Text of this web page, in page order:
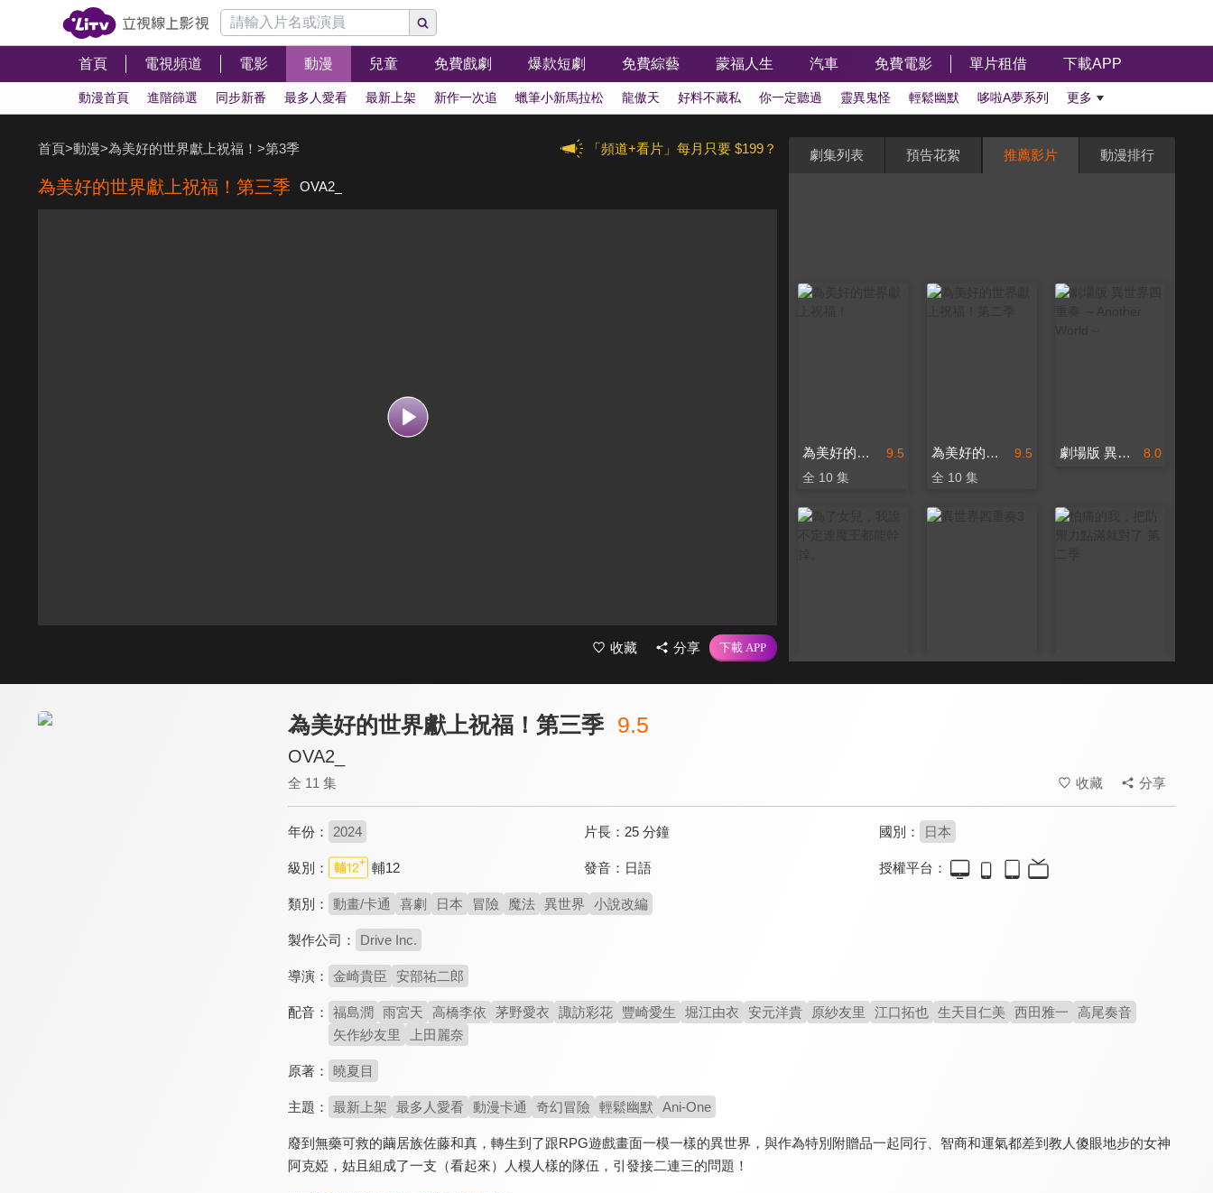
首頁 電視頻道 電影 動漫 兒童 免費戲劇 爆款短劇 免費綜藝 蒙福人生 汽車 免費電影 單片租借 下載APP
動漫首頁 進階篩選 同步新番 最多人愛看 最新上架 新作一次追 蠟筆小新馬拉松 龍傲天 好料不藏私 你一定聽過 靈異鬼怪 輕鬆幽默 哆啦A夢系列 更多
「頻道+看片」每月只要 $199？
首頁>動漫>為美好的世界獻上祝福！ >第3季
為美好的世界獻上祝福！第三季 OVA2_
收藏 分享
劇集列表 預告花絮 推薦影片 動漫排行
9.5
為美好的世界獻上祝福！
全 10 集
9.5
為美好的世界獻上祝福！第二季
全 10 集
8.0
劇場版 異世界四重奏 ～Another World～
全 24 集 全 12 集 全 12 集
為美好的世界獻上祝福！第三季 9.5
OVA2_
全 11 集 收藏 分享
年份： 2024 片長： 25 分鐘 國別： 日本
級別： 輔12 發音： 日語 授權平台：
類別： 動畫/卡通 喜劇 日本 冒險 魔法 異世界 小說改編
製作公司： Drive Inc.
導演： 金崎貴臣 安部祐二郎
配音： 福島潤 雨宮天 高橋李依 茅野愛衣 諏訪彩花 豐崎愛生 堀江由衣 安元洋貴 原紗友里 江口拓也 生天目仁美 西田雅一
高尾奏音
矢作紗友里
上田麗奈
原著： 曉夏目
主題： 最新上架 最多人愛看 動漫卡通 奇幻冒險 輕鬆幽默 Ani-One
廢到無藥可救的繭居族佐藤和真，轉生到了跟RPG遊戲畫面一模一樣的異世界，與作為特別附贈品一起同行、智商和運氣都差到教人傻眼地步的女神
阿克婭，姑且組成了一支（看起來）人模人樣的隊伍，引發接二連三的問題！